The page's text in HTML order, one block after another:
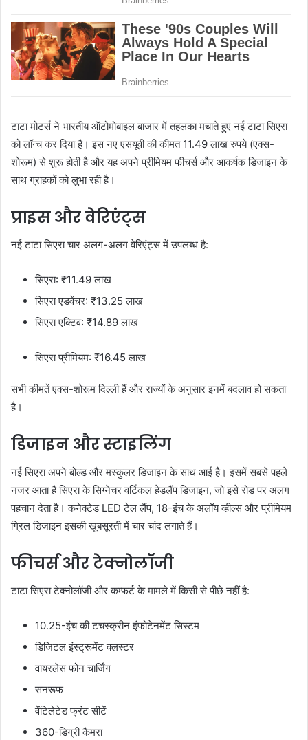
टाटा मोटर्स ने भारतीय ऑटोमोबाइल बाजार में तहलका मचाते हुए नई टाटा सिएरा
को लॉन्च कर दिया है। इस नए एसयूवी की कीमत 11.49 लाख रुपये (एक्स-
शोरूम) से शुरू होती है और यह अपने प्रीमियम फीचर्स और आकर्षक डिजाइन के
साथ ग्राहकों को लुभा रही है।
प्राइस और वेरिएंट्स
नई टाटा सिएरा चार अलग-अलग वेरिएंट्स में उपलब्ध है:
सिएरा: ₹11.49 लाख
सिएरा एडवेंचर: ₹13.25 लाख
सिएरा एक्टिव: ₹14.89 लाख
सिएरा प्रीमियम: ₹16.45 लाख
सभी कीमतें एक्स-शोरूम दिल्ली हैं और राज्यों के अनुसार इनमें बदलाव हो सकता
है।
डिजाइन और स्टाइलिंग
नई सिएरा अपने बोल्ड और मस्कुलर डिजाइन के साथ आई है। इसमें सबसे पहले
नजर आता है सिएरा के सिग्नेचर वर्टिकल हेडलैंप डिजाइन, जो इसे रोड पर अलग
पहचान देता है। कनेक्टेड LED टेल लैंप, 18-इंच के अलॉय व्हील्स और प्रीमियम
ग्रिल डिजाइन इसकी खूबसूरती में चार चांद लगाते हैं।
फीचर्स और टेक्नोलॉजी
टाटा सिएरा टेक्नोलॉजी और कम्फर्ट के मामले में किसी से पीछे नहीं है:
10.25-इंच की टचस्क्रीन इंफोटेनमेंट सिस्टम
डिजिटल इंस्ट्रूमेंट क्लस्टर
वायरलेस फोन चार्जिंग
सनरूफ
वेंटिलेटेड फ्रंट सीटें
360-डिग्री कैमरा